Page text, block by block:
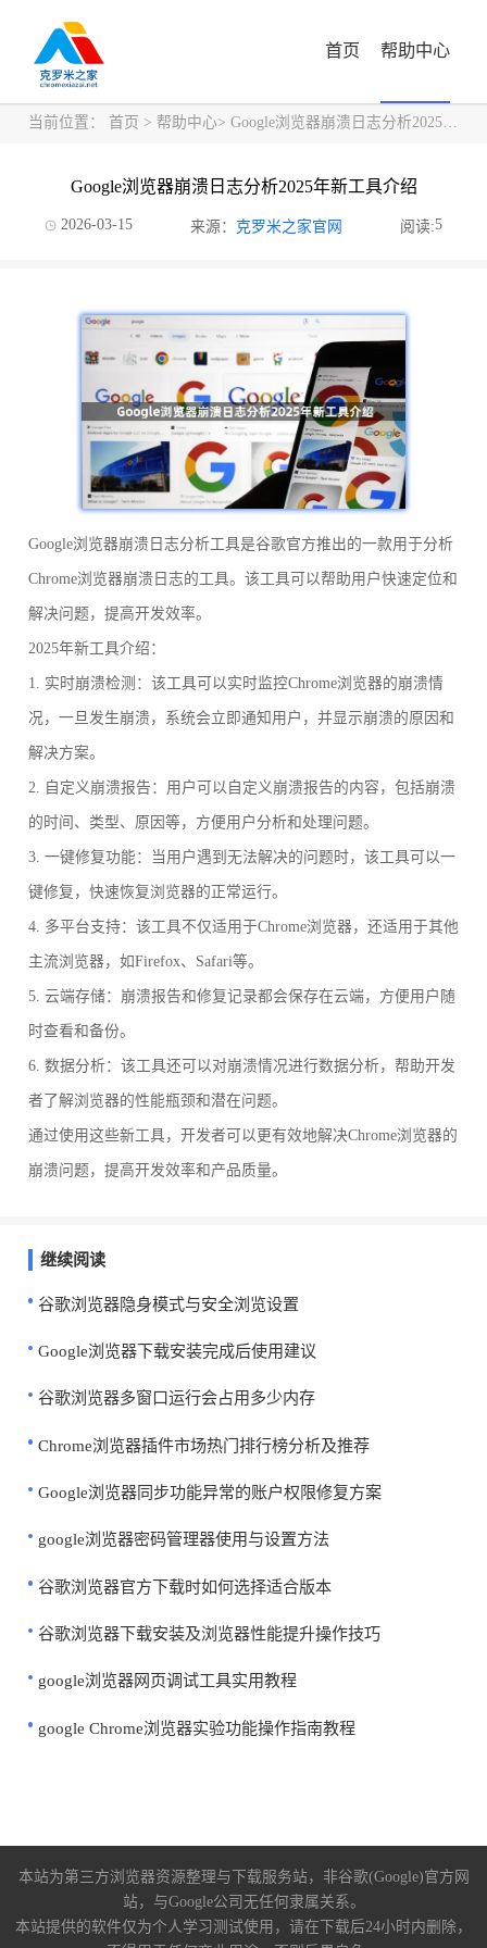
首页 帮助中心
当前位置： 首页 > 帮助中心> Google浏览器崩溃日志分析2025年新工具介绍
Google浏览器崩溃日志分析2025年新工具介绍
2026-03-15 来源： 克罗米之家官网 阅读:5
Google浏览器崩溃日志分析工具是谷歌官方推出的一款用于分析
Chrome浏览器崩溃日志的工具。该工具可以帮助用户快速定位和
解决问题，提高开发效率。
2025年新工具介绍：
1. 实时崩溃检测：该工具可以实时监控Chrome浏览器的崩溃情
况，一旦发生崩溃，系统会立即通知用户，并显示崩溃的原因和
解决方案。
2. 自定义崩溃报告：用户可以自定义崩溃报告的内容，包括崩溃
的时间、类型、原因等，方便用户分析和处理问题。
3. 一键修复功能：当用户遇到无法解决的问题时，该工具可以一
键修复，快速恢复浏览器的正常运行。
4. 多平台支持：该工具不仅适用于Chrome浏览器，还适用于其他
主流浏览器，如Firefox、Safari等。
5. 云端存储：崩溃报告和修复记录都会保存在云端，方便用户随
时查看和备份。
6. 数据分析：该工具还可以对崩溃情况进行数据分析，帮助开发
者了解浏览器的性能瓶颈和潜在问题。
通过使用这些新工具，开发者可以更有效地解决Chrome浏览器的
崩溃问题，提高开发效率和产品质量。
继续阅读
谷歌浏览器隐身模式与安全浏览设置
Google浏览器下载安装完成后使用建议
谷歌浏览器多窗口运行会占用多少内存
Chrome浏览器插件市场热门排行榜分析及推荐
Google浏览器同步功能异常的账户权限修复方案
google浏览器密码管理器使用与设置方法
谷歌浏览器官方下载时如何选择适合版本
谷歌浏览器下载安装及浏览器性能提升操作技巧
google浏览器网页调试工具实用教程
google Chrome浏览器实验功能操作指南教程
本站为第三方浏览器资源整理与下载服务站，非谷歌(Google)官方网
站，与Google公司无任何隶属关系。
本站提供的软件仅为个人学习测试使用，请在下载后24小时内删除，